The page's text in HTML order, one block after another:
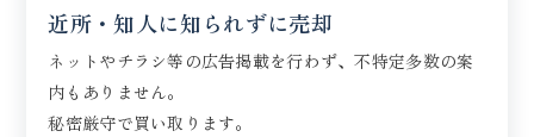
近所・知人に知られずに売却
ネットやチラシ等の広告掲載を行わず、不特定多数の案
内もありません。
秘密厳守で買い取ります。